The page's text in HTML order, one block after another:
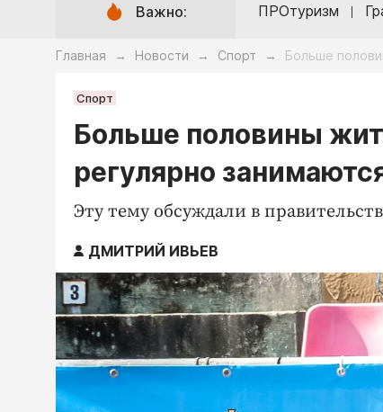
Важно: ПРОтуризм
Главная → Новости → Спорт → Больше
Спорт
Больше половины
регулярно
Эту тему обсуждали в
ДМИТРИЙ ИВЬЕВ